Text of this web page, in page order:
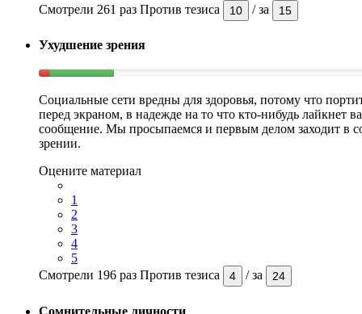
Смотрели 261 раз Против тезиса 10 /за 15
Ухудшение зрения
Социальные сети вредны для здоровья, потому что
перед экраном, в надежде на то что кто-нибудь лайкнет
сообщение. Мы просыпаемся и первым делом заходит в
зрении.
Оцените материал
1
2
3
4
5
Смотрели 196 раз Против тезиса 4 /за 24
Сомнительные личности